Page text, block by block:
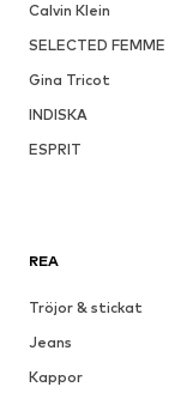
Calvin Klein
SELECTED FEMME
Gina Tricot
INDISKA
ESPRIT
REA
Tröjor & stickat
Jeans
Kappor